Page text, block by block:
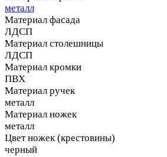
металл
Материал фасада
ЛДСП
Материал столешницы
ЛДСП
Материал кромки
ПВХ
Материал ручек
металл
Материал ножек
металл
Цвет ножек (крестовины)
черный